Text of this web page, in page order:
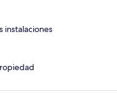
instalaciones